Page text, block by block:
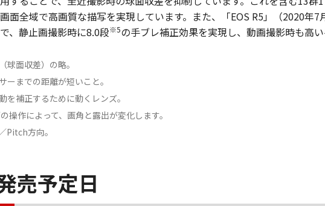
面全域で高画質な描写を実現しています。また、「EOS R5」（2020年
、静止画撮影時に8.0段※5の手ブレ補正効果を実現し、動画撮影時も高
面収差）の略。
ーまでの距離が短いこと。
を補正するために動くレンズ。
操作によって、画角と露出が変化します。
Pitch方向。
売予定日